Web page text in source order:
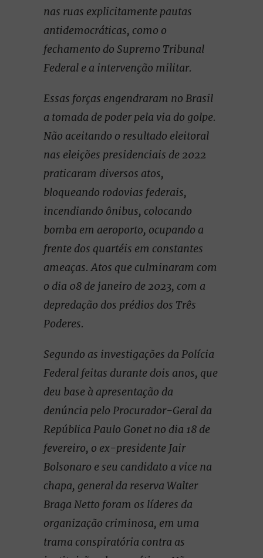
nas ruas explicitamente pautas
antidemocráticas, como o
fechamento do Supremo Tribunal
Federal e a intervenção militar.
Essas forças engendraram no Brasil
a tomada de poder pela via do golpe.
Não aceitando o resultado eleitoral
nas eleições presidenciais de 2022
praticaram diversos atos,
bloqueando rodovias federais,
incendiando ônibus, colocando
bomba em aeroporto, ocupando a
frente dos quartéis em constantes
ameaças. Atos que culminaram com
o dia 08 de janeiro de 2023, com a
depredação dos prédios dos Três
Poderes.
Segundo as investigações da Polícia
Federal feitas durante dois anos, que
deu base à apresentação da
denúncia pelo Procurador-Geral da
República Paulo Gonet no dia 18 de
fevereiro, o ex-presidente Jair
Bolsonaro e seu candidato a vice na
chapa, general da reserva Walter
Braga Netto foram os líderes da
organização criminosa, em uma
trama conspiratória contra as